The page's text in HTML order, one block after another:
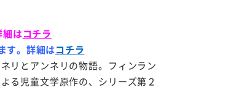
はコチラ
す。詳細はコチラ
リとアンネリの物語。フィンラン
る児童文学原作の、シリーズ第２